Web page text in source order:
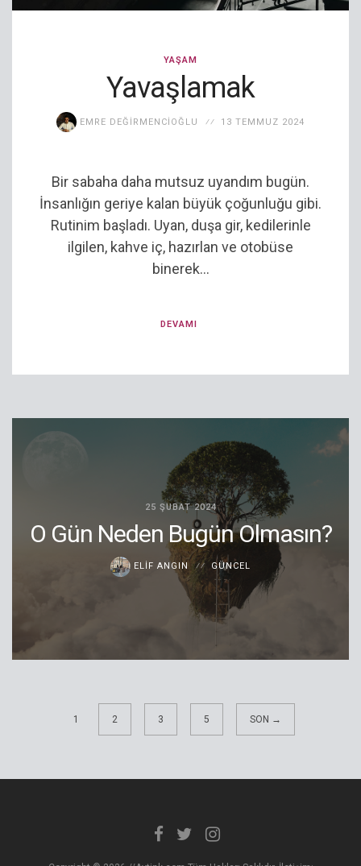
YAŞAM
Yavaşlamak
EMRE DEĞIRMENCIOĞLU 13 TEMMUZ 2024
Bir sabaha daha mutsuz uyandım bugün.
İnsanlığın geriye kalan büyük çoğunluğu gibi.
Rutinim başladı. Uyan, duşa gir, kedilerinle
ilgilen, kahve iç, hazırlan ve otobüse
binerek...
DEVAMI
25 ŞUBAT 2024
O Gün Neden Bugün Olmasın?
ELIF ANGIN GÜNCEL
1 2 3 5 SON →